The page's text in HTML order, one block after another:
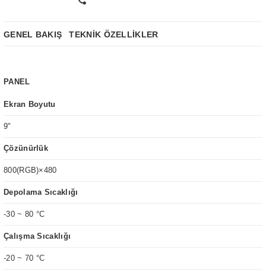
GENEL BAKIŞ TEKNİK ÖZELLİKLER
PANEL
Ekran Boyutu
9"
Çözünürlük
800(RGB)×480
Depolama Sıcaklığı
-30 ~ 80 °C
Çalışma Sıcaklığı
-20 ~ 70 °C